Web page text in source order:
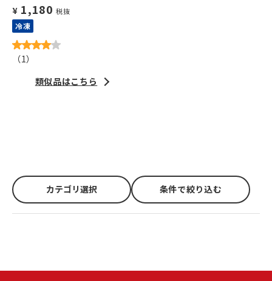
¥ 1,180 税抜
冷凍
（1）
類似品はこちら
カテゴリ選択 条件で絞り込む